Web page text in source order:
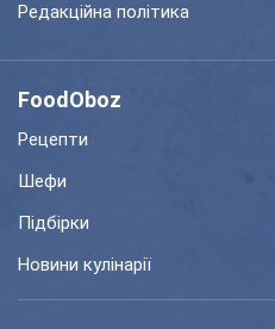
Редакційна політика
FoodOboz
Рецепти
Шефи
Підбірки
Новини кулінарії